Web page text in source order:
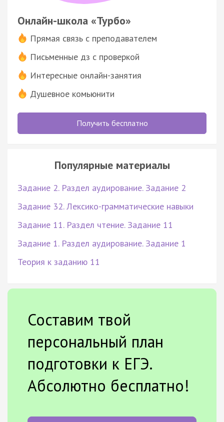
Онлайн-школа «Турбо»
Прямая связь с преподавателем
Письменные дз с проверкой
Интересные онлайн-занятия
Душевное комьюнити
Получить бесплатно
Популярные материалы
Задание 2. Раздел аудирование. Задание 2
Задание 32. Лексико-грамматические навыки
Задание 11. Раздел чтение. Задание 11
Задание 1. Раздел аудирование. Задание 1
Теория к заданию 11
Составим твой
персональный план
подготовки к ЕГЭ.
Абсолютно бесплатно!